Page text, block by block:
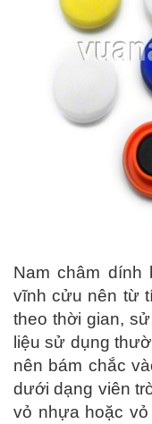
Nam châm dính
vĩnh cửu nên từ
theo thời gian,
liệu sử dụng
nên bám chắc
dưới dạng viên
vỏ nhựa hoặc